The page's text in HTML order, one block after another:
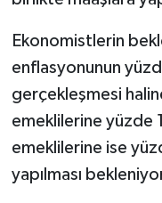
Ekonomistlerin
enflasyonunun
gerçekleşmesi
emeklilerine yüzde
emeklilerine ise
yapılması